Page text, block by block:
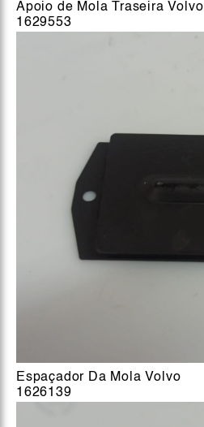
Apoio de Mola Traseira Volvo
1629553
Espaçador Da Mola Volvo
1626139